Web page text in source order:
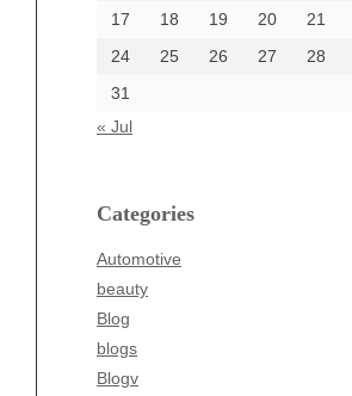
17
18 19 20 21
24
25 26 27 28
31
« Jul
Categories
Automotive
beauty
Blog
blogs
Blogv
Categories
beauty
Business
Entertainment
Fashion
Finance
Food